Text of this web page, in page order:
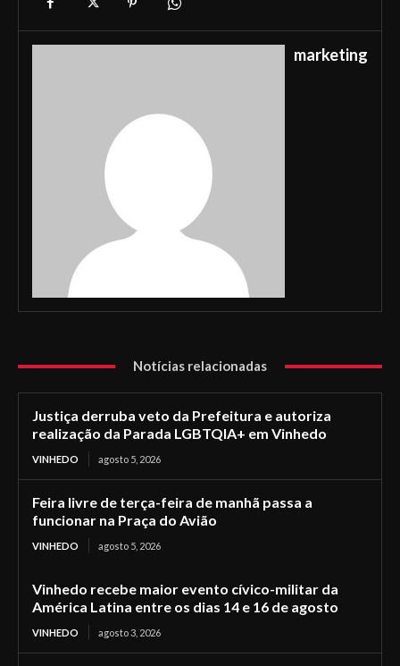
marketing
Notícias relacionadas
Justiça derruba veto da Prefeitura e autoriza
realização da Parada LGBTQIA+ em Vinhedo
VINHEDO agosto 5, 2026
Feira livre de terça-feira de manhã passa a
funcionar na Praça do Avião
VINHEDO agosto 5, 2026
Vinhedo recebe maior evento cívico-militar da
América Latina entre os dias 14 e 16 de agosto
VINHEDO agosto 3, 2026